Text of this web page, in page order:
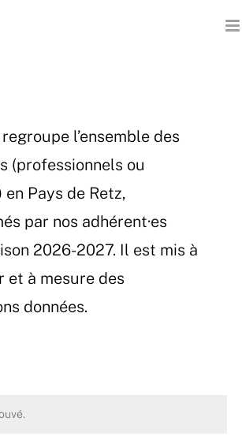
l’ensemble des
(professionnels ou
Pays de Retz,
par nos adhérent·es
2026-2027. Il est mis à
et à mesure des
données.